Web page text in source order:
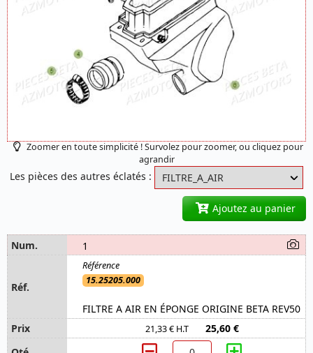
Zoomer en toute simplicité ! Survolez pour zoomer, ou cliquez pour
agrandir
Les pièces des autres éclatés :
Ajoutez au panier
1
15.25205.000
FILTRE A AIR EN ÉPONGE ORIGINE BETA REV50
21,33 € H.T 25,60 €